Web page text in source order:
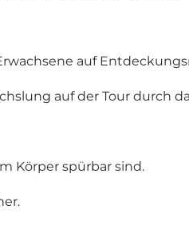
auf
auf der Tour durch
Körper spürbar sind.